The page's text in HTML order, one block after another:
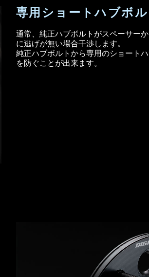
専用ショートハブボル
通常、純正ハブボルトがスペーサー
に逃げが無い場合干渉します。
純正ハブボルトから専用のショート
を防ぐことが出来ます。